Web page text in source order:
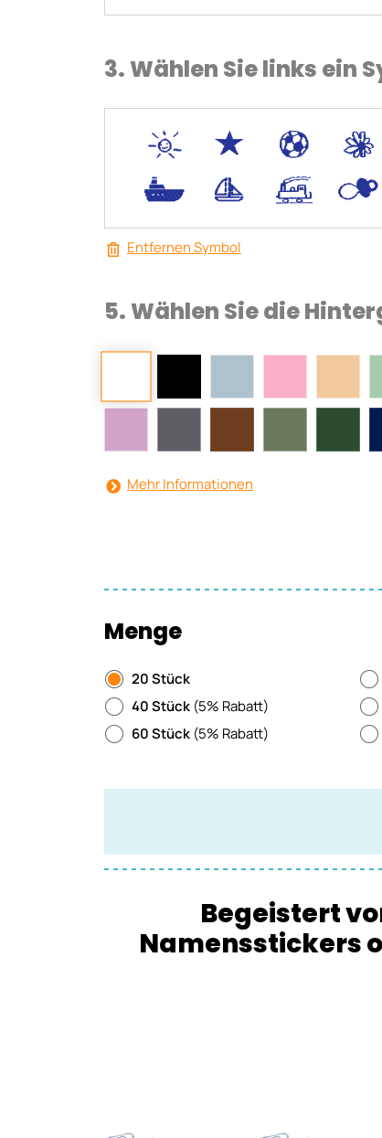
3. Wählen Sie links ein
* V C +
.
< ; S
Entfernen Symbol
5. Wählen Sie die
Mehr Informationen
Menge
20 Stück
40 Stück (5% Rabatt)
60 Stück (5% Rabatt)
Begeistert
Namensstickers